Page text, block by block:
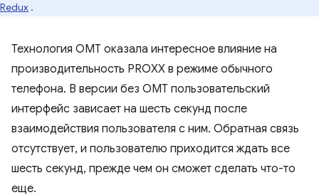
Redux .
Технология OMT оказала интересное влияние на
производительность PROXX в режиме обычного
телефона. В версии без OMT пользовательский
интерфейс зависает на шесть секунд после
взаимодействия пользователя с ним. Обратная связь
отсутствует, и пользователю приходится ждать все
шесть секунд, прежде чем он сможет сделать что-то
еще.